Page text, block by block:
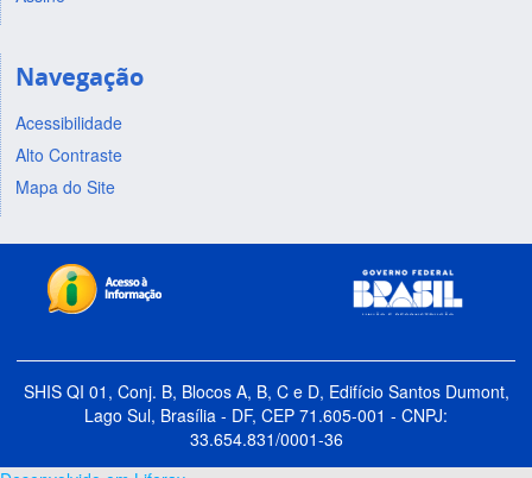
Navegação
Acessibilidade
Alto Contraste
Mapa do Site
SHIS QI 01, Conj. B, Blocos A, B, C e D, Edifício Santos Dumont,
Lago Sul, Brasília - DF, CEP 71.605-001 - CNPJ:
33.654.831/0001-36